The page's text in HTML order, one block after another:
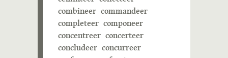
combineer commandeer
completeer componeer
concentreer concerteer
concludeer concurreer